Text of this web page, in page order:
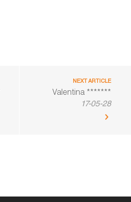
NEXT ARTICLE
Valentina *******
17-05-28